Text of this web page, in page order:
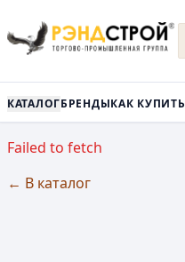
КАТАЛОГБРЕНДЫКАК КУПИТЬ
Failed to fetch
← В каталог